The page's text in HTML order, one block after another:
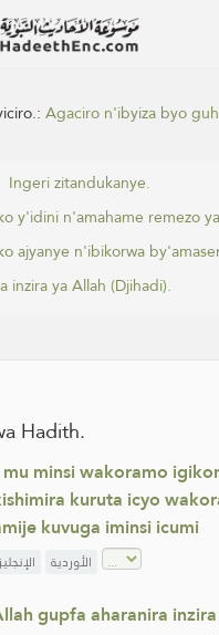
Agaciro n'ibyiza byo
Ingeri zitandukanye.
y'idini n'amahame remezo
ajyanye n'ibikorwa
inzira ya Allah (Djihadi).
Hadith.
minsi wakoramo
kuruta icyo
kuvuga iminsi icumi
الأوردية
gupfa aharanira